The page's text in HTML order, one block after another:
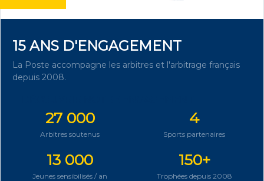
15 ANS D'ENGAGEMENT
La Poste accompagne les arbitres et l'arbitrage français
depuis 2008.
27 000
Arbitres soutenus
4
Sports partenaires
13 000
Jeunes sensibilisés / an
150+
Trophées depuis 2008